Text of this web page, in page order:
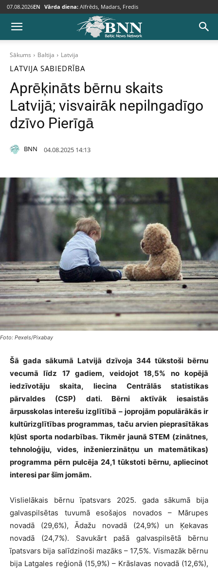
07.08.2026EN Vārda diena: Alfrēds, Madars, Fredis
Sākums Baltija Latvija
LATVIJA SABIEDRĪBA
Aprēķināts bērnu skaits
Latvijā; visvairāk nepilngadīgo
dzīvo Pierīgā
BNN 04.08.2025 14:13
Foto: Pexels/Pixabay
Šāgada sākumā Latvijā dzīvoja 344 tūkstoši bērnu
vecumā līdz 17 gadiem, veidojot 18,5% no kopējā
iedzīvotāju skaita, liecina Centrālās statistikas
pārvaldes (CSP) dati. Bērni aktīvāk iesaistās
ārpusskolas interešu izglītībā – joprojām populārākās ir
kultūrizglītības programmas, taču arvien pieprasītākas
kļūst sporta nodarbības. Tikmēr jaunā STEM (zinātnes,
tehnoloģiju, vides, inženierzinātņu un matemātikas)
programma pērn pulcēja 24,1 tūkstoti bērnu, apliecinot
interesi par šīm jomām.
Vislielākais bērnu īpatsvars 2025. gada sākumā bija
galvaspilsētas tuvumā esošajos novados – Mārupes
novadā (29,6%), Ādažu novadā (24,9%) un Ķekavas
novadā (24,7%). Savukārt pašā galvaspilsētā bērnu
īpatsvars bija salīdzinoši mazāks – 17,5%. Vismazāk bērnu
bija Latgales reģionā (15,9%) – Krāslavas novadā (12,6%),